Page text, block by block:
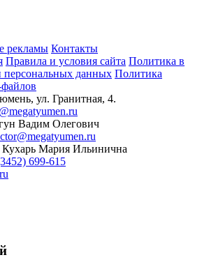
рекламы Контакты
Правила и условия сайта Политика в
персональных данных Политика
ул. Гранитная, 4.
Вадим Олегович
Кухарь Мария Ильинична
699-615